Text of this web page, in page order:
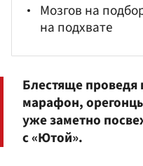
Мозгов на
на подхвате
Блестяще
марафон,
уже заметно
с «Ютой».